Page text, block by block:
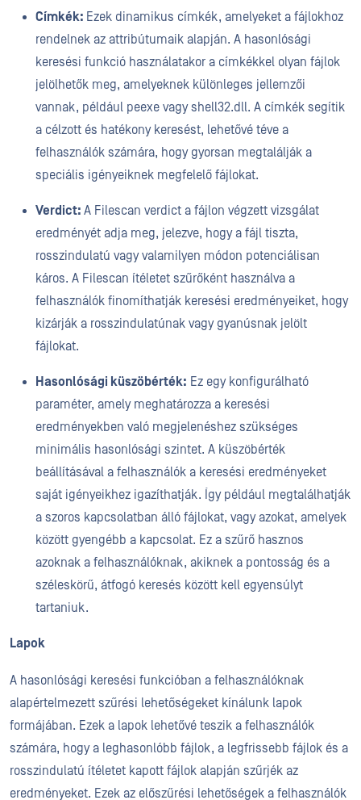
Címkék: Ezek dinamikus címkék, amelyeket a fájlokhoz
rendelnek az attribútumaik alapján. A hasonlósági
keresési funkció használatakor a címkékkel olyan fájlok
jelölhetők meg, amelyeknek különleges jellemzői
vannak, például peexe vagy shell32.dll. A címkék segítik
a célzott és hatékony keresést, lehetővé téve a
felhasználók számára, hogy gyorsan megtalálják a
speciális igényeiknek megfelelő fájlokat.
Verdict: A Filescan verdict a fájlon végzett vizsgálat
eredményét adja meg, jelezve, hogy a fájl tiszta,
rosszindulatú vagy valamilyen módon potenciálisan
káros. A Filescan ítéletet szűrőként használva a
felhasználók finomíthatják keresési eredményeiket, hogy
kizárják a rosszindulatúnak vagy gyanúsnak jelölt
fájlokat.
Hasonlósági küszöbérték: Ez egy konfigurálható
paraméter, amely meghatározza a keresési
eredményekben való megjelenéshez szükséges
minimális hasonlósági szintet. A küszöbérték
beállításával a felhasználók a keresési eredményeket
saját igényeikhez igazíthatják. Így például megtalálhatják
a szoros kapcsolatban álló fájlokat, vagy azokat, amelyek
között gyengébb a kapcsolat. Ez a szűrő hasznos
azoknak a felhasználóknak, akiknek a pontosság és a
széleskörű, átfogó keresés között kell egyensúlyt
tartaniuk.
Lapok
A hasonlósági keresési funkcióban a felhasználóknak
alapértelmezett szűrési lehetőségeket kínálunk lapok
formájában. Ezek a lapok lehetővé teszik a felhasználók
számára, hogy a leghasonlóbb fájlok, a legfrissebb fájlok és a
rosszindulatú ítéletet kapott fájlok alapján szűrjék az
eredményeket. Ezek az előszűrési lehetőségek a felhasználók